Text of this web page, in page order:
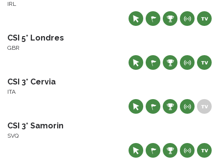
IRL
CSI 5* Londres
GBR
CSI 3* Cervia
ITA
CSI 3* Samorin
SVQ